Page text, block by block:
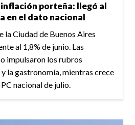
porteña: llegó al
en el dato nacional
la Ciudad de Buenos Aires
al 1,8% de junio. Las
impulsaron los rubros
la gastronomía, mientras crece
nacional de julio.